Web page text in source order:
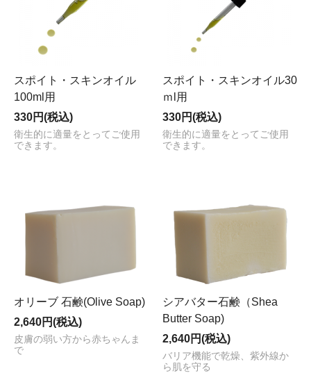
スポイト・スキンオイル
100ml用
330円(税込)
衛生的に適量をとってご使用
できます。
スポイト・スキンオイル30
ｍl用
330円(税込)
衛生的に適量をとってご使用
できます。
オリーブ 石鹸(Olive Soap)
2,640円(税込)
皮膚の弱い方から赤ちゃんま
で
シアバター石鹸（Shea
Butter Soap)
2,640円(税込)
バリア機能で乾燥、紫外線か
ら肌を守る